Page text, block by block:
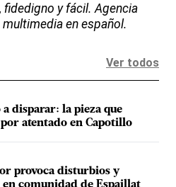
fidedigno y fácil. Agencia
en español.
Ver todos
a disparar: la pieza que
atentado en Capotillo
provoca disturbios y
comunidad de Espaillat